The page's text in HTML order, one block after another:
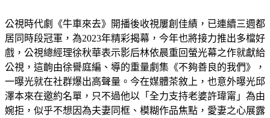
公視時代劇《牛車來去》開播後收視屢創佳績，已連續三週都
居同時段冠軍，為2023年精彩揭幕，今年也將接力推出多檔好
戲，公視總經理徐秋華表示影后林依晨重回螢光幕之作就獻給
公視，這齣由徐譽庭編、導的重量劇集《不夠善良的我們》，
一曝光就在社群爆出高聲量。今在媒體茶敘上，也意外曝光邱
澤本來在邀約名單，只不過他以「全力支持老婆許瑋甯」為由
婉拒，似乎不想因為夫妻同框、模糊作品焦點，愛妻之心展露